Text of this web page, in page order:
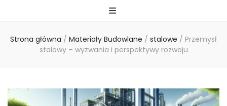
Strona główna / Materiały Budowlane / stalowe / Przemysł
stalowy – wyzwania i perspektywy rozwoju